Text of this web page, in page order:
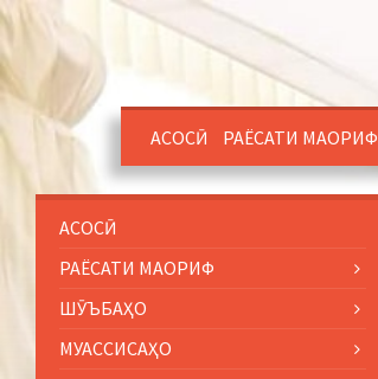
АСОСӢ РАЁСАТИ МАОРИФ
АСОСӢ
РАЁСАТИ МАОРИФ
ШӮЪБАҲО
МУАССИСАҲО